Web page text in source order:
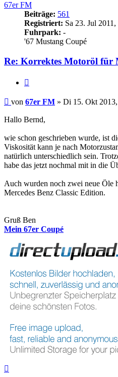
67er FM
Beiträge: 561
Registriert: Sa 23. Jul
Fuhrpark: -
'67 Mustang Coupé
Re: Korrektes Motoröl für
Beitrag
von 67er FM » Di 15. Okt
Hallo Bernd,
wie schon geschrieben wurde, ist
Viskosität kann je nach
natürlich unterschiedlich sein.
habe das jetzt nochmal mit in die
Auch wurden noch zwei neue
Mercedes Benz Classic Edition.
Gruß Ben
Mein 67er Coupé